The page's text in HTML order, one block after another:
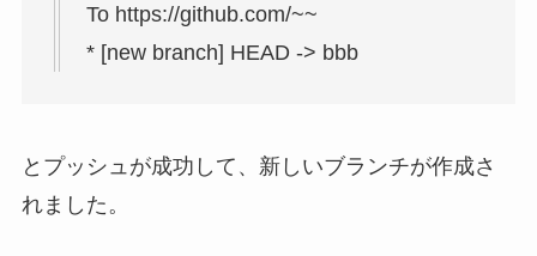
To https://github.com/~~
* [new branch] HEAD -> bbb
とプッシュが成功して、新しいブランチが作成さ
れました。